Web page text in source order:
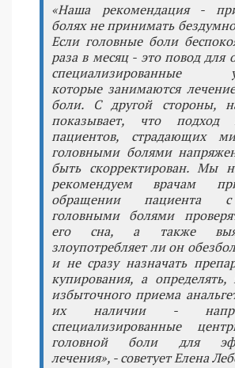
«Наша рекомендация -
болях не принимать
Если головные боли
раза в месяц - это повод для
специализированные
которые занимаются
боли. С другой стороны,
показывает, что подход
пациентов, страдающих
головными болями
быть скорректирован. Мы
рекомендуем врачам
обращении пациента
головными болями
его сна, а также
злоупотребляет ли он
и не сразу назначать
купирования, а
избыточного приема
их наличии -
специализированные
головной боли для
лечения», - советует Елена